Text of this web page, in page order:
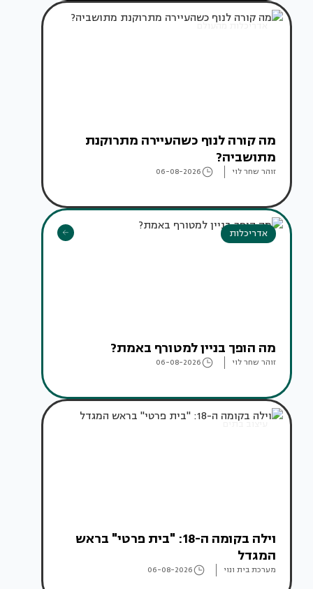
אדריכלות מהעולם
מה קורה לנוף כשהעיירה מתרוקנת
מתושביה?
זוהר שחר לוי 06-08-2026
אדריכלות
מה הופך בניין למטורף באמת?
זוהר שחר לוי 06-08-2026
עיצוב בתים
וילה בקומה ה-18: "בית פרטי" בראש
המגדל
מערכת בית ונוי 06-08-2026